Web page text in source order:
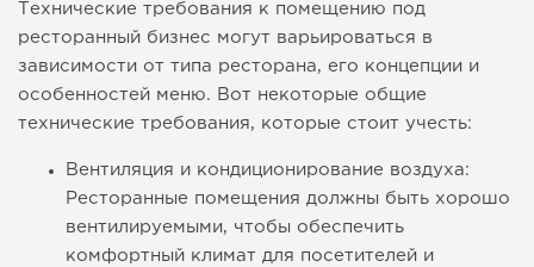
Технические требования к помещению под
ресторанный бизнес могут варьироваться в
зависимости от типа ресторана, его концепции и
особенностей меню. Вот некоторые общие
технические требования, которые стоит учесть:
Вентиляция и кондиционирование воздуха:
Ресторанные помещения должны быть хорошо
вентилируемыми, чтобы обеспечить
комфортный климат для посетителей и